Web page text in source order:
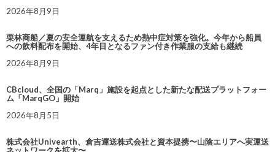
2026年8月9日
栗林商船／夏の安全運航を支えるため熱中症対策を強化。今年から船員
への飲料配布を開始、4年目となるファン付き作業服の支給も継続
2026年8月9日
CBcloud、全国の「Marq」施設を起点とした新たな配送プラットフォー
ム「MarqGO」開始
2026年8月5日
株式会社Univearth、倉吉運送株式会社と資本提携〜山陰エリアへ実運送